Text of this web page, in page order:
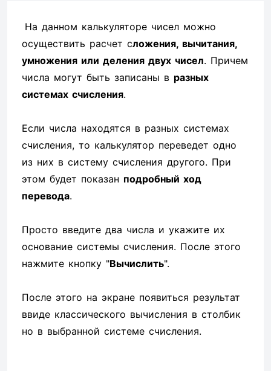
На данном калькуляторе чисел можно
осуществить расчет сложения, вычитания,
умножения или деления двух чисел. Причем
числа могут быть записаны в разных
системах счисления.
Если числа находятся в разных системах
счисления, то калькулятор переведет одно
из них в систему счисления другого. При
этом будет показан подробный ход
перевода.
Просто введите два числа и укажите их
основание системы счисления. После этого
нажмите кнопку "Вычислить".
После этого на экране появиться результат
ввиде классического вычисления в столбик
но в выбранной системе счисления.